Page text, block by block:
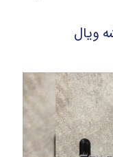
ویال